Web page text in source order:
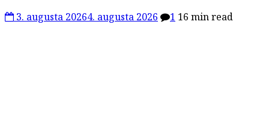
3. augusta 20264. augusta 2026 1 16 min read